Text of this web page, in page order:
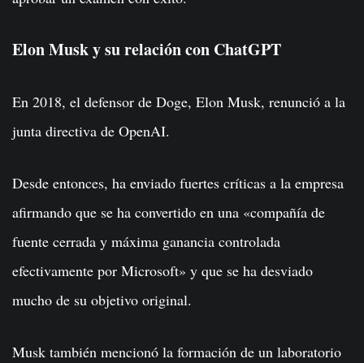
Elon Musk y su relación con ChatGPT
En 2018, el defensor de Doge, Elon Musk, renunció a la
junta directiva de OpenAI.
Desde entonces, ha enviado fuertes críticas a la empresa
afirmando que se ha convertido en una «compañía de
fuente cerrada y máxima ganancia controlada
efectivamente por Microsoft» y que se ha desviado
mucho de su objetivo original.
Musk también mencionó la formación de un laboratorio